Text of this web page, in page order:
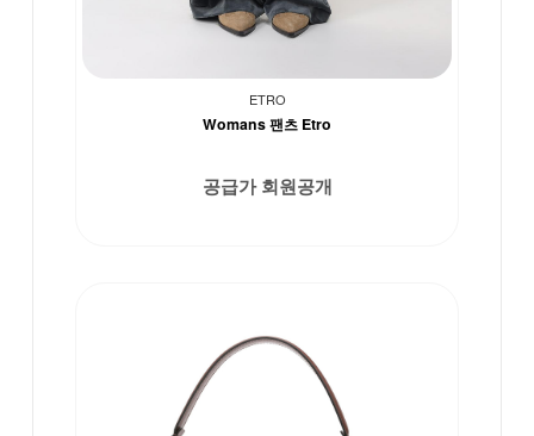
ETRO
Womans 팬츠 Etro
공급가 회원공개